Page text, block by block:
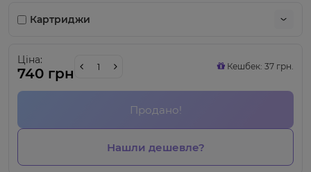
Картриджи
Ціна:
740 грн Кешбек: 37 грн.
Продано!
Нашли дешевле?